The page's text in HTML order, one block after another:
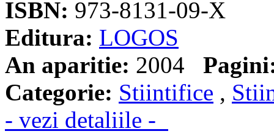
ISBN: 973-8131-09-X
Editura: LOGOS
An aparitie: 2004
Categorie: Stiintifice ,
- vezi detaliile -